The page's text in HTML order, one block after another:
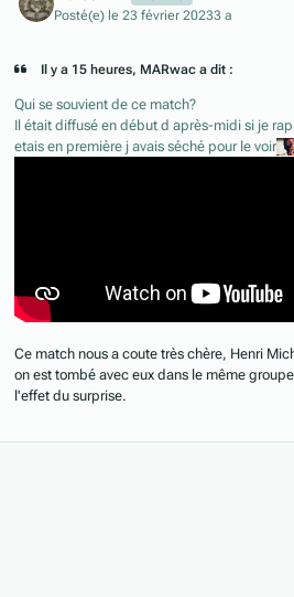
Posté(e) le 23 février 20233 a
Il y a 15 heures, MARwac a dit :
Qui se souvient de ce match?
Il était diffusé en début d après-midi si je
etais en première j avais séché pour le voir
Ce match nous a coute très chère, Henri
on est tombé avec eux dans le même
l'effet du surprise.